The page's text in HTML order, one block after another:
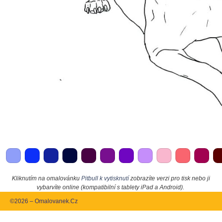
Kliknutím na omalovánku Pitbull k vytisknutí zobrazíte verzi pro tisk nebo ji
vybarvíte online (kompatibilní s tablety iPad a Android).
©2026 – Omalovanek.Cz